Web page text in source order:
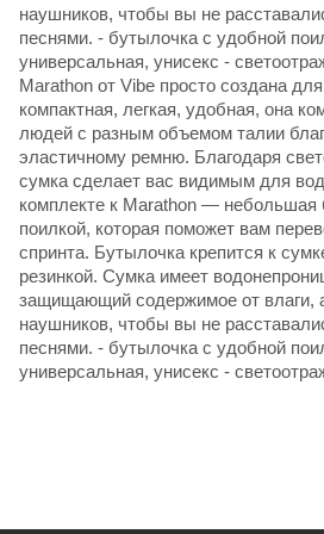
наушников, чтобы вы не
песнями. - бутылочка с удобной
универсальная, унисекс -
Marathon от Vibe просто создана
компактная, легкая, удобная, она
людей с разным объемом талии
эластичному ремню. Благодаря
сумка сделает вас видимым для
комплекте к Marathon — небольшая
поилкой, которая поможет вам
спринта. Бутылочка крепится к
резинкой. Сумка имеет
защищающий содержимое от влаги,
наушников, чтобы вы не
песнями. - бутылочка с удобной
универсальная, унисекс -